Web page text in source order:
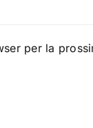
per la